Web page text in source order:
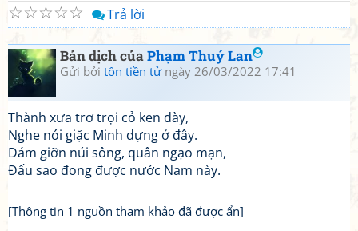
☆
☆
☆
☆
☆ Trả lời
Bản dịch củaPhạm Thuý Lan
Gửi bởi tôn tiền tửngày 26/03/2022 17:41
Thành xưa trơ trọi cỏ ken dày,
Nghe nói giặc Minh dựng ở đây.
Dám giỡn núi sông, quân ngạo mạn,
Đấu sao đong được nước Nam này.
[Thông tin 1 nguồn tham khảo đã được ẩn]